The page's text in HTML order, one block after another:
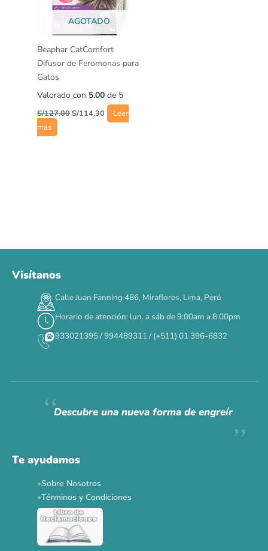
AGOTADO
Beaphar CatComfort
Difusor de Feromonas para
Gatos
Valorado con 5.00 de 5
S/127.00S/114.30
Leer
más
DÍAS HORAS MIN SEG
✕
Siempre fuimosraros.
Ver todas las promos 🐾
Visítanos
Calle Juan Fanning 486, Miraflores, Lima, Perú
Horario de atención: lun. a sáb de 9:00am a 8:00pm
933021395 / 994489311 / (+511) 01 396-6832
Descubre una nueva forma de engreír
Te ayudamos
Sobre Nosotros
Términos y Condiciones